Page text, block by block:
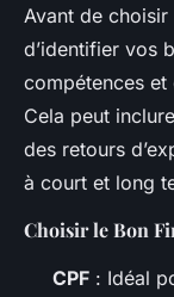
Avant de
d’identifier vos
compétences
Cela peut
des retours
à court et long
Choisir le Bon
CPF : Idéal